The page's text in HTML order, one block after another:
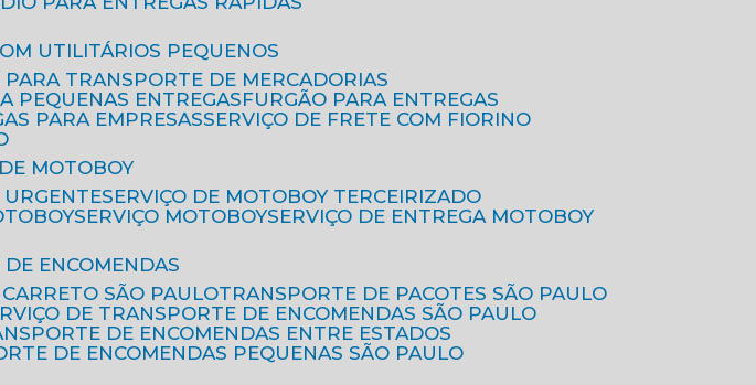
UTILITÁRIOS PEQUENOS
PARA TRANSPORTE DE MERCADORIAS
PEQUENAS ENTREGAS
FURGÃO PARA ENTREGAS
PARA EMPRESAS
SERVIÇO DE FRETE COM FIORINO
DE MOTOBOY
URGENTE
SERVIÇO DE MOTOBOY TERCEIRIZADO
SERVIÇO MOTOBOY
SERVIÇO DE ENTREGA MOTOBOY
DE ENCOMENDAS
CARRETO SÃO PAULO
TRANSPORTE DE PACOTES SÃO PAULO
DE TRANSPORTE DE ENCOMENDAS SÃO PAULO
DE ENCOMENDAS ENTRE ESTADOS
DE ENCOMENDAS PEQUENAS SÃO PAULO